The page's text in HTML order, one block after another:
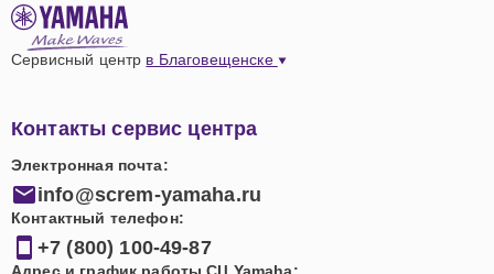
Сервисный центр в Благовещенске
Контакты сервис центра
Электронная почта:
info@screm-yamaha.ru
Контактный телефон:
+7 (800) 100-49-87